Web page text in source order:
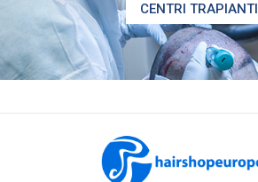
CENTRI TRAPIANTI